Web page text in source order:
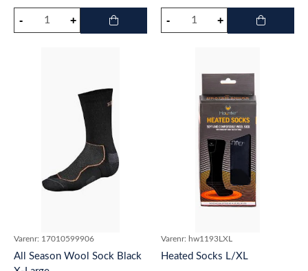
Varenr: 17010599906
All Season Wool Sock Black
Varenr: hw1193LXL
Heated Socks L/XL